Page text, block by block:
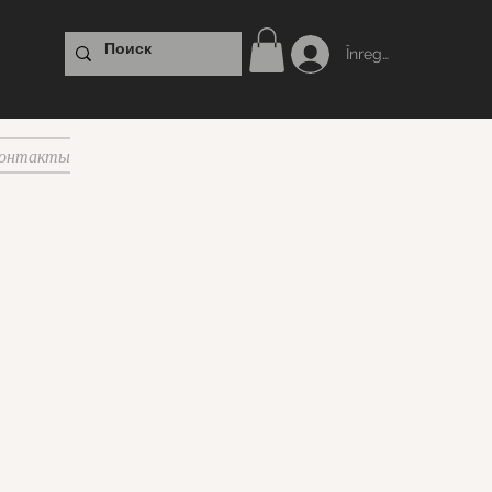
Înregistrare